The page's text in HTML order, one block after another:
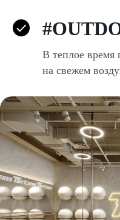
В теплое время
на свежем